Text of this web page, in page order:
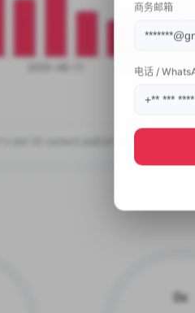
商务邮箱
电话 /